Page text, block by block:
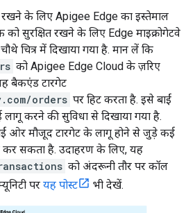
रखने के लिए Apigee Edge का इस्तेमाल
को सुरक्षित रखने के लिए Edge माइक्रोगेटवे
चित्र में दिखाया गया है. मान लें कि
को Apigee Edge Cloud के ज़रिए
बैकएंड टारगेट
orders पर हिट करता है. इसे बाईं
करने की सुविधा से दिखाया गया है.
ओर मौजूद टारगेट के लागू होने से जुड़े कई
सकता है. उदाहरण के लिए, यह
को अंदरूनी तौर पर कॉल
पर यह पोस्ट भी देखें.